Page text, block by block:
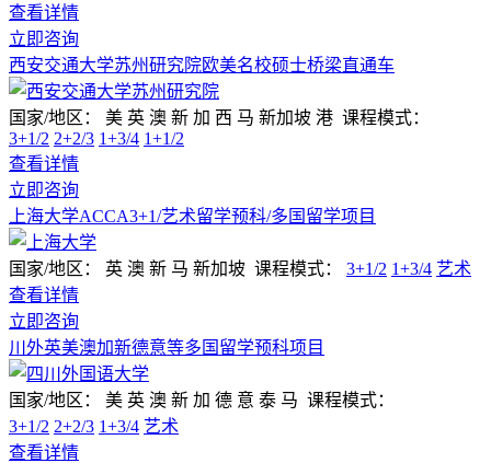
查看详情
立即咨询
西安交通大学苏州研究院欧美名校硕士桥梁直通车
国家/地区： 美 英 澳 新 加 西 马 新加坡 港 课程模式：
3+1/2 2+2/3 1+3/4 1+1/2
查看详情
立即咨询
上海大学ACCA3+1/艺术留学预科/多国留学项目
国家/地区： 英 澳 新 马 新加坡 课程模式： 3+1/2 1+3/4 艺术
查看详情
立即咨询
川外英美澳加新德意等多国留学预科项目
国家/地区： 美 英 澳 新 加 德 意 泰 马 课程模式：
3+1/2 2+2/3 1+3/4 艺术
查看详情